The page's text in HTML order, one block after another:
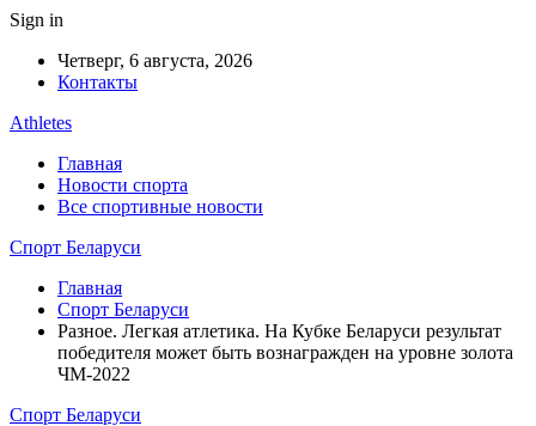
Sign in
Четверг, 6 августа, 2026
Контакты
Athletes
Главная
Новости спорта
Все спортивные новости
Спорт Беларуси
Главная
Спорт Беларуси
Разное. Легкая атлетика. На Кубке Беларуси результат
победителя может быть вознагражден на уровне золота
ЧМ-2022
Спорт Беларуси